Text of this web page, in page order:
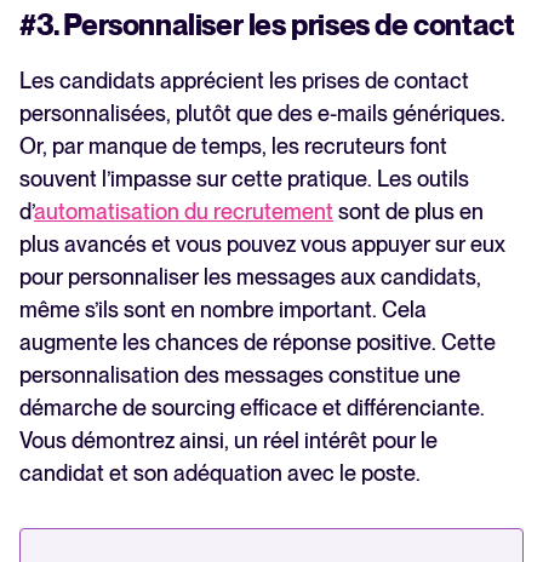
#3. Personnaliser les prises de contact
Les candidats apprécient les prises de contact
personnalisées, plutôt que des e-mails génériques.
Or, par manque de temps, les recruteurs font
souvent l’impasse sur cette pratique. Les outils
d’automatisation du recrutementsont de plus en
plus avancés et vous pouvez vous appuyer sur eux
pour personnaliser les messages aux candidats,
même s’ils sont en nombre important. Cela
augmente les chances de réponse positive. Cette
personnalisation des messages constitue une
démarche de sourcing efficace et différenciante.
Vous démontrez ainsi, un réel intérêt pour le
candidat et son adéquation avec le poste.